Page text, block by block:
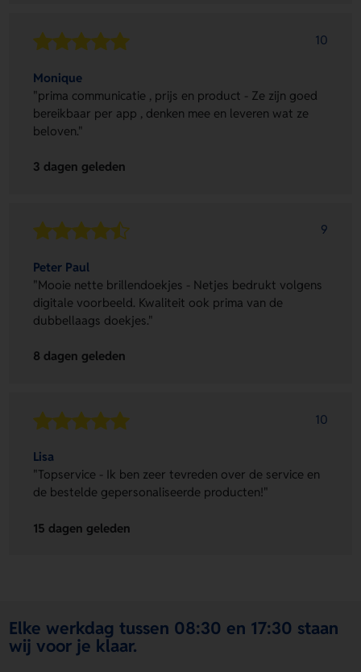
10
Monique
"prima communicatie , prijs en product - Ze zijn goed
bereikbaar per app , denken mee en leveren wat ze
beloven."
3 dagen geleden
9
Peter Paul
"Mooie nette brillendoekjes - Netjes bedrukt volgens
digitale voorbeeld. Kwaliteit ook prima van de
dubbellaags doekjes."
8 dagen geleden
10
Lisa
"Topservice - Ik ben zeer tevreden over de service en
de bestelde gepersonaliseerde producten!"
15 dagen geleden
Elke werkdag tussen 08:30 en 17:30 staan
wij voor je klaar.